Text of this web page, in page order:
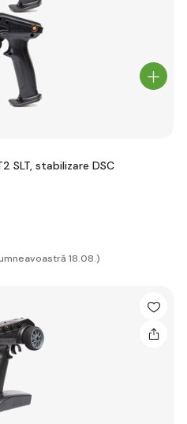
SLT, stabilizare DSC
18.08.)